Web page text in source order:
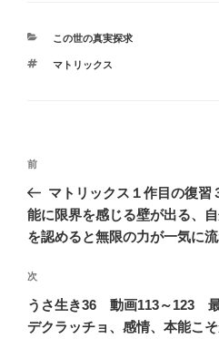
カ
ゴ
この世の真実探求
タ
マトリックス
投
ナ
ビ
ー
シ
ョ
前
の
投
稿
前
マトリックス１作目の復
能に限界を感じる壁が出る、
を認めると無限の力が一気に
次
の
投
次
うさ生き36 動画113～123
デクラッチョ、感情、本能こ